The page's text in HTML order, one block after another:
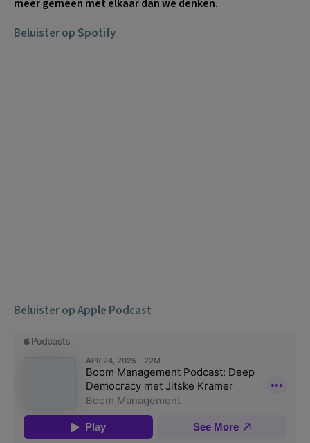
meer gemeen met elkaar dan we denken.
Beluister op Spotify
Beluister op Apple Podcast